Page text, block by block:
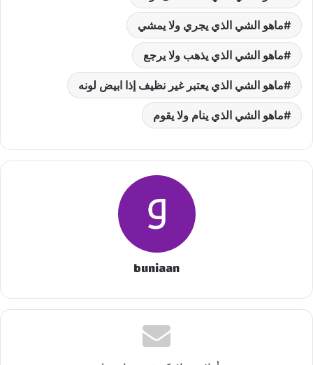
ماهو الشي الذي يجري ولا يمشي
ماهو الشي الذي يذهب ولا يرجع
ماهو الشي الذي يعتبر غير نظيف إذا ابيض لونه
ماهو الشي الذي ينام ولا يقوم
buniaan